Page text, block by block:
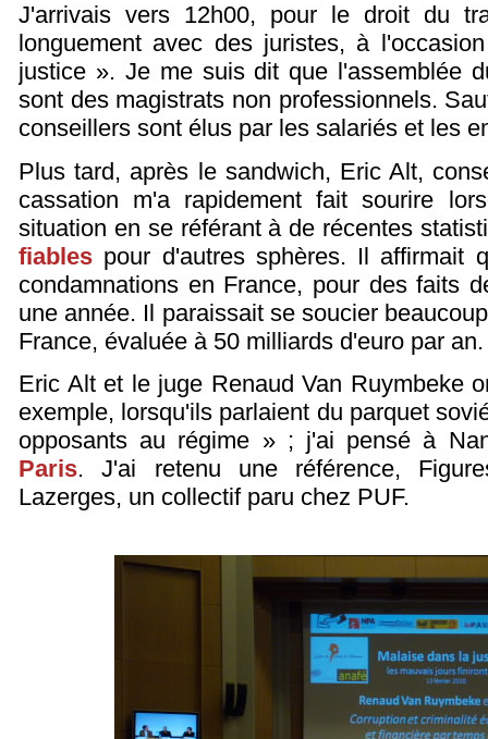
J'arrivais vers 12h00, pour le droit du
longuement avec des juristes, à
justice ». Je me suis dit que l'assemblée
sont des magistrats non professionnels.
conseillers sont élus par les salariés et les
Plus tard, après le sandwich, Eric Alt,
cassation m'a rapidement fait sourire
situation en se référant à de récentes
fiables pour d'autres sphères. Il affirmait
condamnations en France, pour des faits
une année. Il paraissait se soucier
France, évaluée à 50 milliards d'euro par an.
Eric Alt et le juge Renaud Van Ruymbeke
exemple, lorsqu'ils parlaient du parquet
opposants au régime » ; j'ai pensé à
Paris. J'ai retenu une référence,
Lazerges, un collectif paru chez PUF.